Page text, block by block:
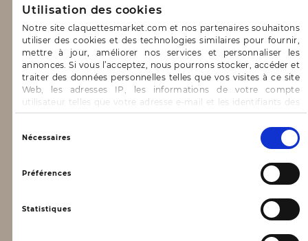
Utilisation des cookies
Notre site claquettesmarket.com et nos partenaires souhaitons
utiliser des cookies et des technologies similaires pour fournir,
mettre à jour, améliorer nos services et personnaliser les
annonces. Si vous l’acceptez, nous pourrons stocker, accéder et
traiter des données personnelles telles que vos visites à ce site
Web, les adresses IP, les informations de votre compte
utilisateur telles que votre adresse e-mail et les identifiants des
cookies.
Vous avez le choix d’« Accepter » pour consentir à ces
utilisations, de « Refuser » pour vous y opposer ou
de sélectionner vos préférences concernant chaque catégorie
de cookie en cliquant sur « Valider la sélection » pour valider vos
options. Vous pouvez à tout moment modifier vos préférences
Nécessaires
Préférences
Statistiques
Blog
CONTACT & AIDE
FAQ
Nous contacter
INFORMATIONS
Mentions légales
Données personnelles, vie privée